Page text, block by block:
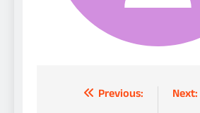
Previous:
Next: